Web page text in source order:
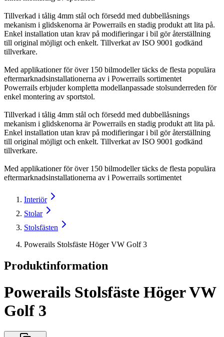
Tillverkad i tålig 4mm stål och försedd med dubbellåsnings
mekanism i glidskenorna är Powerrails en stadig produkt att lita på.
Enkel installation utan krav på modifieringar i bil gör återställning
till original möjligt och enkelt. Tillverkat av ISO 9001 godkänd
tillverkare.
Med applikationer för över 150 bilmodeller täcks de flesta populära
eftermarknadsinstallationerna av i Powerrails sortimentet
Powerrails erbjuder kompletta modellanpassade stolsunderreden för
enkel montering av sportstol.
Tillverkad i tålig 4mm stål och försedd med dubbellåsnings
mekanism i glidskenorna är Powerrails en stadig produkt att lita på.
Enkel installation utan krav på modifieringar i bil gör återställning
till original möjligt och enkelt. Tillverkat av ISO 9001 godkänd
tillverkare.
Med applikationer för över 150 bilmodeller täcks de flesta populära
eftermarknadsinstallationerna av i Powerrails sortimentet
Interiör
Stolar
Stolsfästen
Powerails Stolsfäste Höger VW Golf 3
Produktinformation
Powerails Stolsfäste Höger VW
Golf 3